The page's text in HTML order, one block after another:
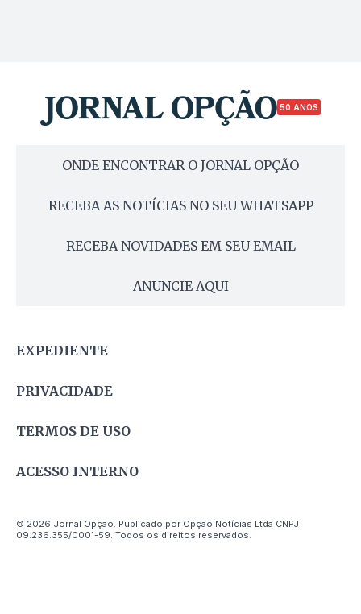
50 ANOS
ONDE ENCONTRAR O JORNAL OPÇÃO
RECEBA AS NOTÍCIAS NO SEU WHATSAPP
RECEBA NOVIDADES EM SEU EMAIL
ANUNCIE AQUI
EXPEDIENTE
PRIVACIDADE
TERMOS DE USO
ACESSO INTERNO
© 2026 Jornal Opção. Publicado por Opção Notícias Ltda CNPJ
09.236.355/0001-59. Todos os direitos reservados.